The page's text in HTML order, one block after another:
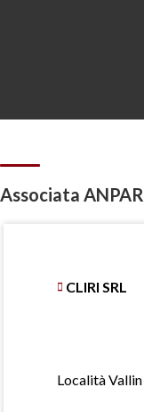
Associata ANPAR
CLIRI SRL
Località